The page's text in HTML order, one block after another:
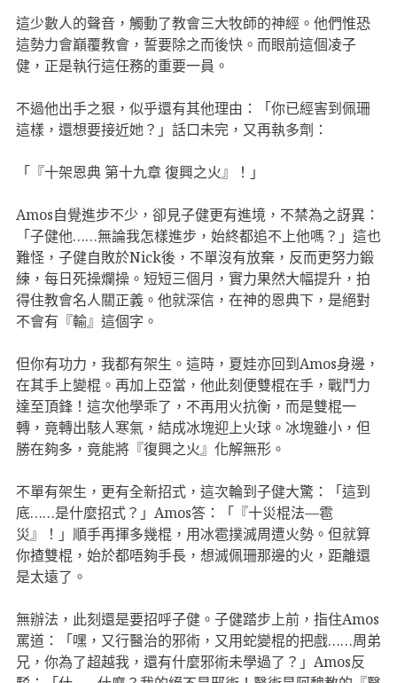
這少數人的聲音，觸動了教會三大牧師的神經。他們惟恐
這勢力會巔覆教會，誓要除之而後快。而眼前這個凌子
健，正是執行這任務的重要一員。
不過他出手之狠，似乎還有其他理由：「你已經害到佩珊
這樣，還想要接近她？」話口未完，又再執多劑：
「『十架恩典 第十九章 復興之火』！」
Amos自覺進步不少，卻見子健更有進境，不禁為之訝異：
「子健他……無論我怎樣進步，始終都追不上他嗎？」這也
難怪，子健自敗於Nick後，不單沒有放棄，反而更努力鍛
練，每日死操爛操。短短三個月，實力果然大幅提升，拍
得住教會名人關正義。他就深信，在神的恩典下，是絕對
不會有『輸』這個字。
但你有功力，我都有架生。這時，夏娃亦回到Amos身邊，
在其手上變棍。再加上亞當，他此刻便雙棍在手，戰鬥力
達至頂鋒！這次他學乖了，不再用火抗衡，而是雙棍一
轉，竟轉出駭人寒氣，結成冰塊迎上火球。冰塊雖小，但
勝在夠多，竟能將『復興之火』化解無形。
不單有架生，更有全新招式，這次輪到子健大驚：「這到
底……是什麼招式？」Amos答：「『十災棍法—雹
災』！」順手再揮多幾棍，用冰雹撲滅周遭火勢。但就算
你揸雙棍，始於都唔夠手長，想滅佩珊那邊的火，距離還
是太遠了。
無辦法，此刻還是要招呼子健。子健踏步上前，指住Amos
罵道：「嘿，又行醫治的邪術，又用蛇變棍的把戲……周弟
兄，你為了超越我，還有什麼邪術未學過了？」Amos反